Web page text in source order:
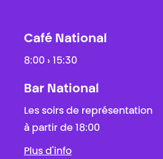
Café National
8:00 › 15:30
Bar National
Les soirs de représentation
à partir de 18:00
Plus d'info